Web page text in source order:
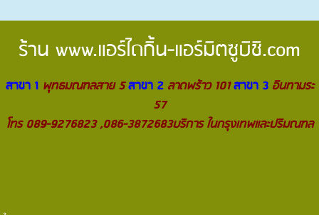
ร้าน www.แอร์ไดกิ้น-แอร์มิตซูบิชิ.com
สาขา 1พุทธมณฑลสาย 5 สาขา 2ลาดพร้าว 101 สาขา 3 อินทามระ
57
โทร 089-9276823 ,086-3872683บริการ ในกรุงเทพและปริมณฑล